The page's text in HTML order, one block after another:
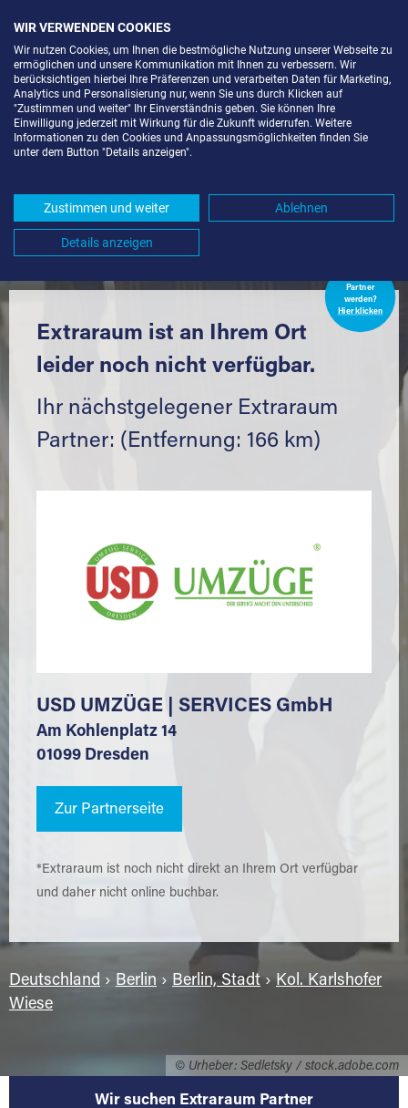
© Urheber: Sedletsky / stock.adobe.com
LAGERBOX IN BERLIN-KOL.
UMGEBUNG *
Komfortabel einlagern mit Extraraum
Partner
werden?
Hier klicken
Extraraum ist an Ihrem Ort
leider noch nicht verfügbar.
Ihr nächstgelegener Extraraum
Partner: (Entfernung: 166 km)
USD UMZÜGE | SERVICES GmbH
Am Kohlenplatz 14
01099 Dresden
Zur Partnerseite
*Extraraum ist noch nicht direkt an Ihrem Ort verfügbar
und daher nicht online buchbar.
Deutschland › Berlin › Berlin, Stadt › Kol. Karlshofer
Wiese
Wir suchen Extraraum Partner
WIR VERWENDEN COOKIES
Wir nutzen Cookies, um Ihnen die bestmögliche Nutzung unserer Webseite zu
ermöglichen und unsere Kommunikation mit Ihnen zu verbessern. Wir
berücksichtigen hierbei Ihre Präferenzen und verarbeiten Daten für Marketing,
Analytics und Personalisierung nur, wenn Sie uns durch Klicken auf
"Zustimmen und weiter" Ihr Einverständnis geben. Sie können Ihre
Einwilligung jederzeit mit Wirkung für die Zukunft widerrufen. Weitere
Informationen zu den Cookies und Anpassungsmöglichkeiten finden Sie
unter dem Button "Details anzeigen".
Zustimmen und weiter Ablehnen
Details anzeigen